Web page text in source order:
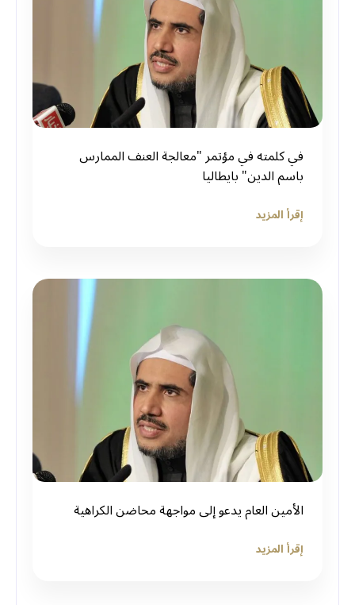
في كلمته في مؤتمر "معالجة العنف الممارس
باسم الدين" بايطاليا
إقرأ المزيد
الأمين العام يدعو إلى مواجهة محاضن الكراهية
إقرأ المزيد